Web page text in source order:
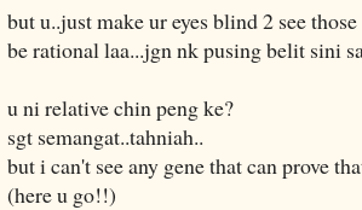
but u..just make ur eyes blind 2 see
be rational laa...jgn nk pusing belit sini
u ni relative chin peng ke?
sgt semangat..tahniah..
but i can't see any gene that can prove
(here u go!!)